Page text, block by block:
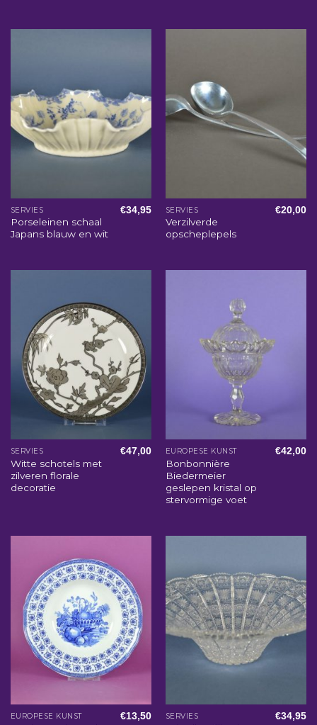
SERVIES
Porseleinen schaal
Japans blauw en wit
€34,95 SERVIES
Verzilverde
opscheplepels
€20,00
SERVIES
Witte schotels met
zilveren florale
decoratie
€47,00 EUROPESE KUNST
Bonbonnière
Biedermeier
geslepen kristal op
stervormige voet
€42,00
EUROPESE KUNST €13,50 SERVIES €34,95